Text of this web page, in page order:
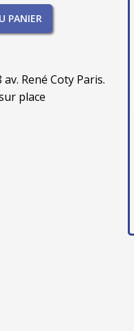
PANIER
René Coty Paris.
place